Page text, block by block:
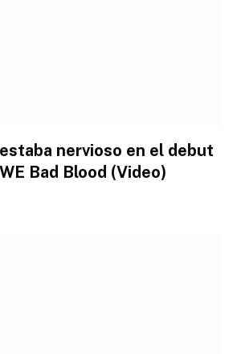
nervioso en el debut
Bad Blood (Video)